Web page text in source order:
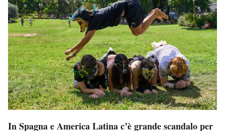
In Spagna e America Latina c’è grande scandalo per